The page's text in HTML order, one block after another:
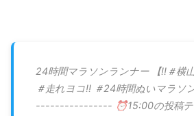
24時間マラソンランナー 【‼️＃横
＃走れヨコ!! ＃24時間ぬいマラ
---------------- ⏰15:00の投稿テ